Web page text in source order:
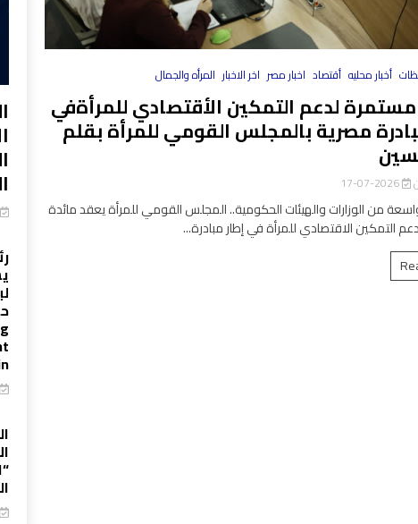
أخبار محليه أقتصاد اخبار مصر اخر الاخبار المرأه والجمال
لدعم التمكين الأقتصادي للمرأةفي
مصرية بالمجلس القومي للمرأة بقلم
2026-07-17
من الوزارات والهيئات الحكومية.. المجلس القومي للمرأة يعقد مائدة
التمكين الاقتصادي للمرأة في إطار مبادرة...